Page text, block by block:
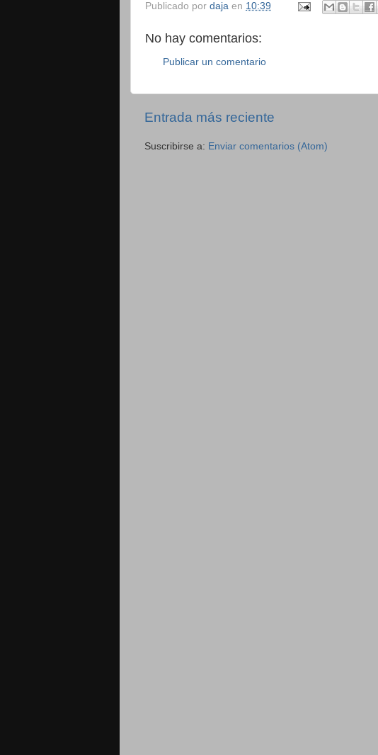
Publicado por daja en 10:39
No hay comentarios:
Publicar un comentario
Entrada más reciente
Suscribirse a: Enviar comentarios (Atom)